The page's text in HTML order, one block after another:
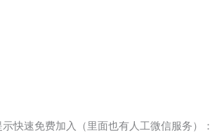
快速免费加入（里面也有人工微信服务）：